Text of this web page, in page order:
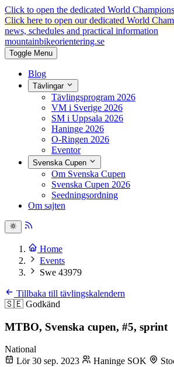
Click to open the dedicated World
Click here to open our dedicated World
news, schedules and practical information
mountainbikeorientering.se
Toggle Menu
Blog
Tävlingar
Tävlingsprogram 2026
VM i Sverige 2026
SM i Uppsala 2026
Haninge 2026
O-Ringen 2026
Eventor
Svenska Cupen
Om Svenska Cupen
Svenska Cupen 2026
Seedningsordning
Om sajten
Home
Events
Swe 43979
Tillbaka till tävlingskalendern
🇸🇪 Godkänd
MTBO, Svenska cupen, #5, sprint
National
Lör 30 sep. 2023
Haninge SOK